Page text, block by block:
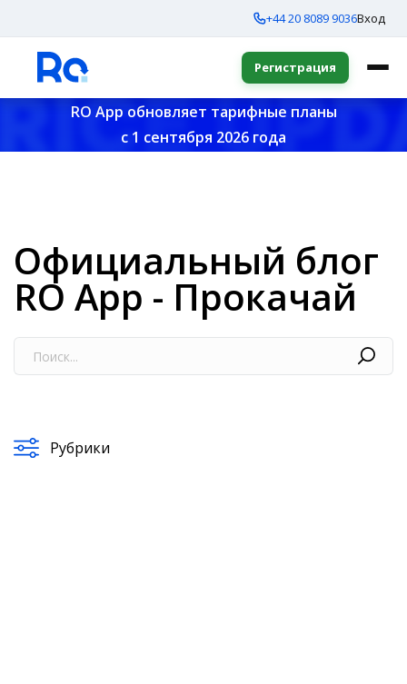
+44 20 8089 9036Вход
Регистрация
RO App обновляет тарифные планы
с 1 сентября 2026 года
Официальный блог
RO App - Прокачай
Рубрики